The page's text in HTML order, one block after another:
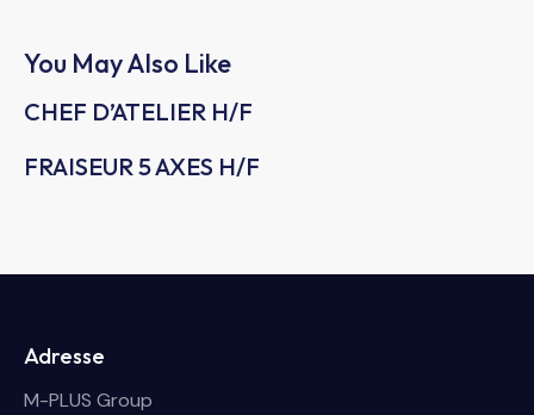
You May Also Like
CHEF D’ATELIER H/F
FRAISEUR 5 AXES H/F
Adresse
M-PLUS Group